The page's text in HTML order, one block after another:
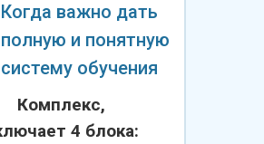
Комплекс,
4 блока:
Когда важно дать
полную и понятную
систему обучения